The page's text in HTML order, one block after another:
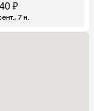
₽
7 н.